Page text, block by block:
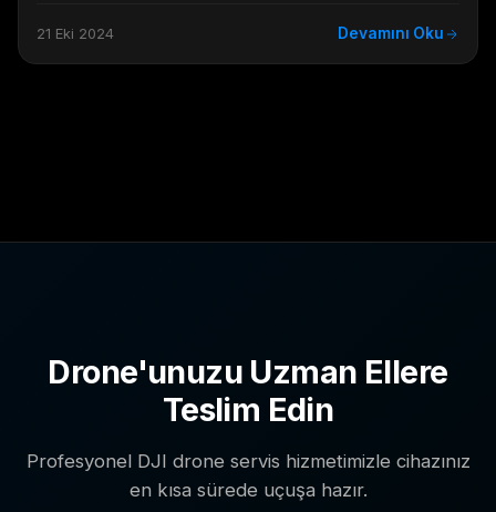
21 Eki 2024 Devamını Oku
Drone'unuzu Uzman Ellere
Teslim Edin
Profesyonel DJI drone servis hizmetimizle cihazınız
en kısa sürede uçuşa hazır.